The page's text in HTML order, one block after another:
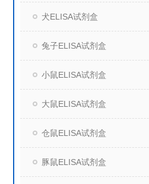
犬ELISA试剂盒
兔子ELISA试剂盒
小鼠ELISA试剂盒
大鼠ELISA试剂盒
仓鼠ELISA试剂盒
豚鼠ELISA试剂盒